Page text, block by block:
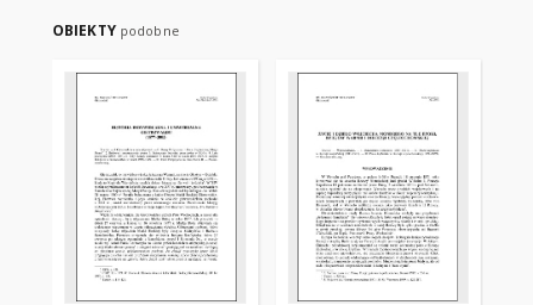
OBIEKTY podobne